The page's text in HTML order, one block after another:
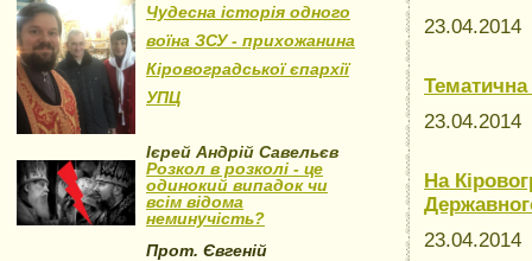
Чудесна історія одного
воїна ЗСУ - прихожанина
Кіровоградської єпархії
УПЦ
Ієрей Андрій Савельєв
Розкол в розколі - це
одинокий випадок чи
всім відома
неминучість?
Прот. Євгеній
23.04.2014
23.04.2014
На
23.04.2014